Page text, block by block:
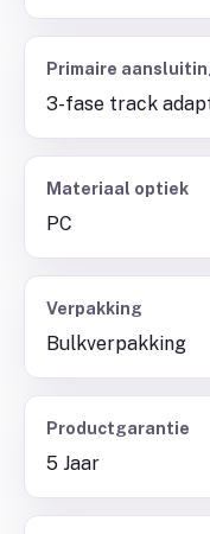
Primaire
3-fase track
Materiaal optiek
PC
Verpakking
Bulkverpakking
Productgarantie
5 Jaar